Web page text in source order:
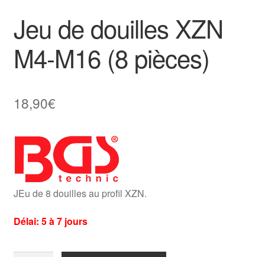
Jeu de douilles XZN
M4-M16 (8 pièces)
18,90€
JEu de 8 douilles au profil XZN.
Délai: 5 à 7 jours